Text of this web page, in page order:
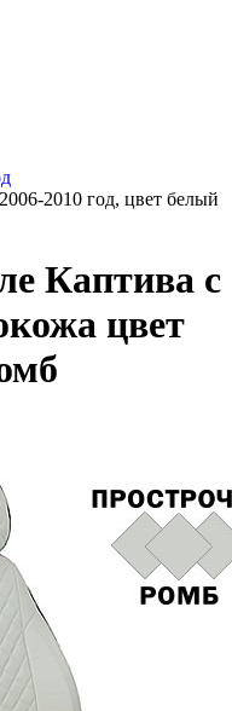
2010 год, цвет белый
Каптива с
цвет